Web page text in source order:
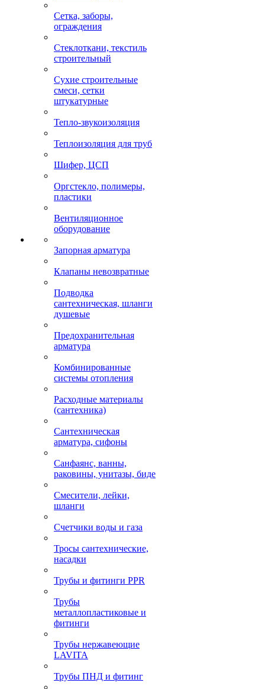
Сетка, заборы,
ограждения
Стеклоткани, текстиль
строительный
Сухие строительные
смеси, сетки
штукатурные
Тепло-звукоизоляция
Теплоизоляция для труб
Шифер, ЦСП
Оргстекло, полимеры,
пластики
Вентиляционное
оборудование
Запорная арматура
Клапаны невозвратные
Подводка
сантехническая, шланги
душевые
Предохранительная
арматура
Комбинированные
системы отопления
Расходные материалы
(сантехника)
Сантехническая
арматура, сифоны
Санфаянс, ванны,
раковины, унитазы, биде
Смесители, лейки,
шланги
Счетчики воды и газа
Тросы сантехнические,
насадки
Трубы и фитинги PPR
Трубы
металлопластиковые и
фитинги
Трубы нержавеющие
LAVITA
Трубы ПНД и фитинг